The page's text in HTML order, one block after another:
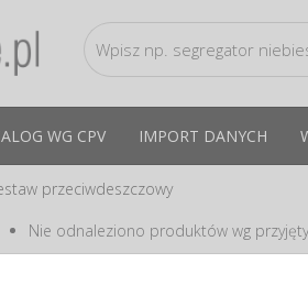
WG CPV IMPORT DANYCH
przeciwdeszczowy
Nie odnaleziono produktów wg